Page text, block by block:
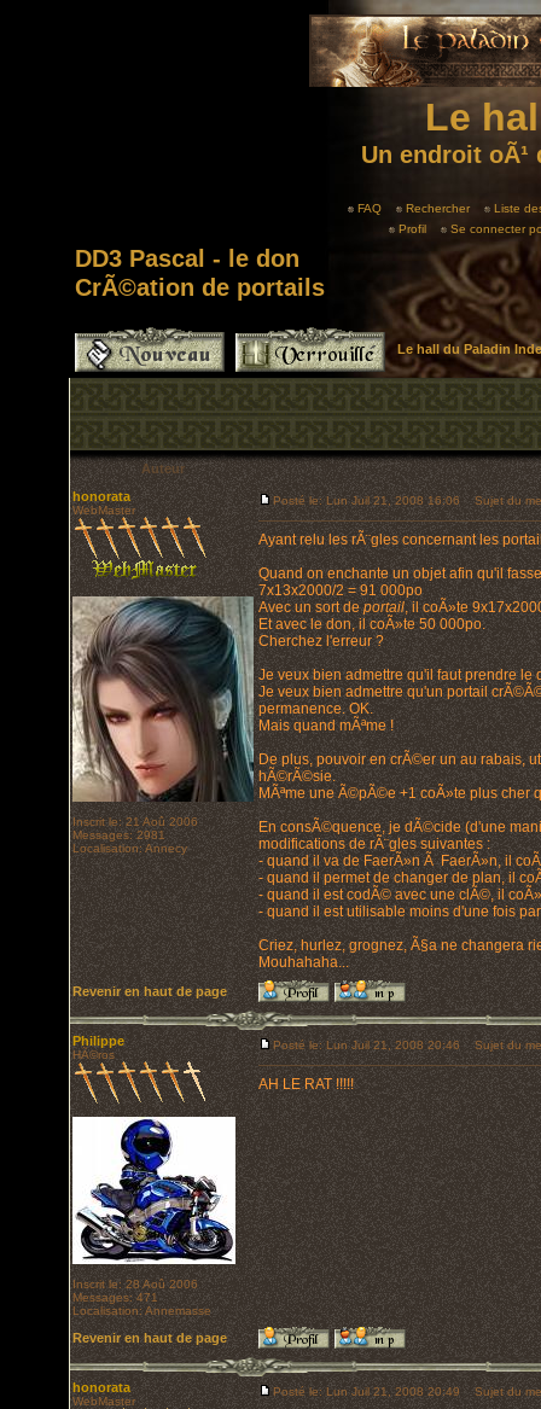
Le
Un endroit
FAQ Rechercher
Liste
Profil
Se connecter
DD3 Pascal - le don
CrÃ©ation de portails
Le hall du Paladin
Auteur
honorata
WebMaster
Inscrit le: 21 Aoû 2006
Messages: 2981
Localisation: Annecy
Posté le: Lun Juil 21, 2008 16:06 Sujet du
Ayant relu les rÃ¨gles concernant les
Quand on enchante un objet afin qu'il
7x13x2000/2 = 91 000po
Avec un sort deportail, il coÃ»te
Et avec le don, il coÃ»te 50 000po.
Cherchez l'erreur ?
Je veux bien admettre qu'il faut prendre le
Je veux bien admettre qu'un portail
permanence. OK.
Mais quand mÃªme !
De plus, pouvoir en crÃ©er un au rabais,
hÃ©rÃ©sie.
MÃªme une Ã©pÃ©e +1 coÃ»te plus cher
En consÃ©quence, je dÃ©cide (d'une
modifications de rÃ¨gles suivantes :
- quand il va de FaerÃ»n Ã FaerÃ»n, il
- quand il permet de changer de plan, il
- quand il est codÃ© avec une clÃ©, il
- quand il est utilisable moins d'une fois
Criez, hurlez, grognez, Ã§a ne changera
Mouhahaha...
Revenir en haut de page
Philippe
HÃ©ros
Inscrit le: 28 Aoû 2006
Messages: 471
Localisation: Annemasse
Posté le: Lun Juil 21, 2008 20:46 Sujet du
AH LE RAT !!!!!
Revenir en haut de page
honorata
WebMaster
Posté le: Lun Juil 21, 2008 20:49 Sujet du